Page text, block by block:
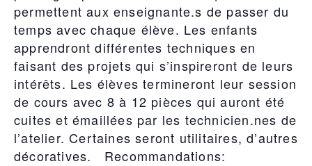
permettent aux enseignante.s de passer du
temps avec chaque élève. Les enfants
apprendront différentes techniques en
faisant des projets qui s’inspireront de leurs
intérêts. Les élèves termineront leur session
de cours avec 8 à 12 pièces qui auront été
cuites et émaillées par les technicien.nes de
l’atelier. Certaines seront utilitaires, d’autres
décoratives. Recommandations: